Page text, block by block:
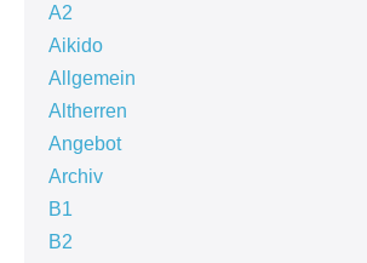
A2
Aikido
Allgemein
Altherren
Angebot
Archiv
B1
B2